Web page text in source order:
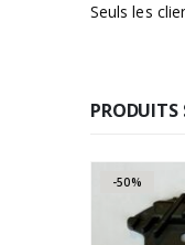
Seuls les
PRODUITS
-50%